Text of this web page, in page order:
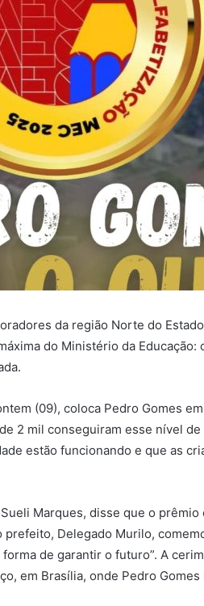
da região Norte do
do Ministério da Educação:
(09), coloca Pedro Gomes
2 mil conseguiram esse nível
estão funcionando e que as
Marques, disse que o
Delegado Murilo,
de garantir o futuro”. A
em Brasília, onde Pedro